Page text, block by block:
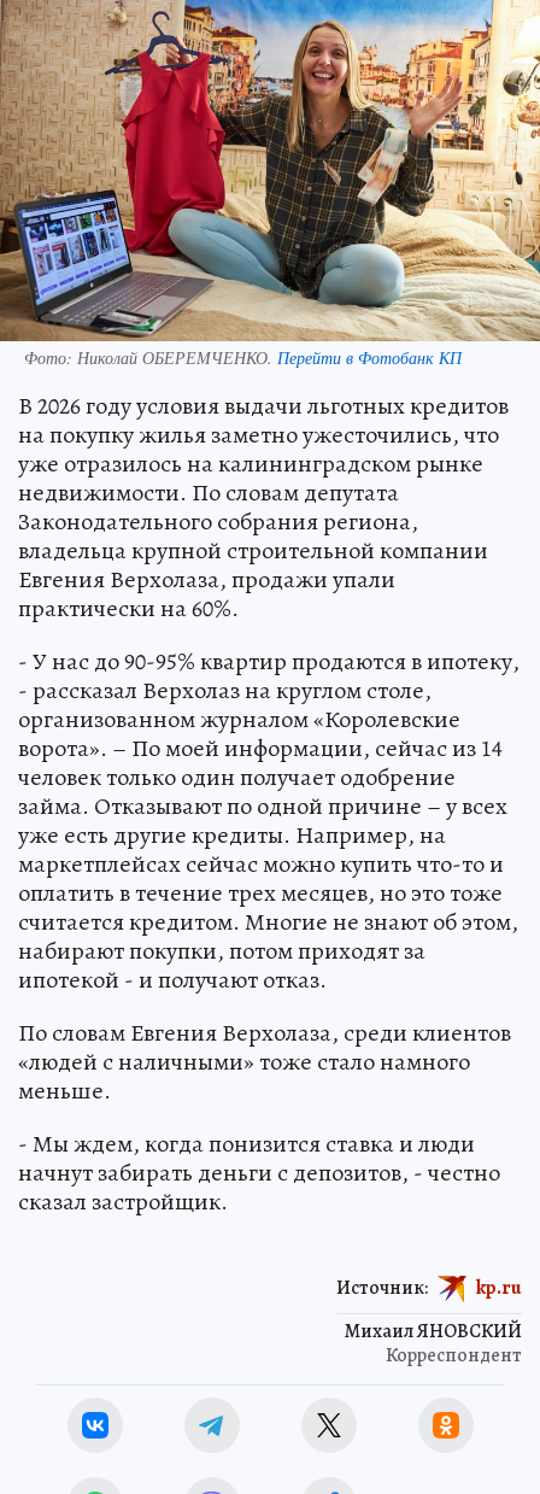
Фото: Николай ОБЕРЕМЧЕНКО. Перейти в Фотобанк КП
В 2026 году условия выдачи льготных кредитов
на покупку жилья заметно ужесточились, что
уже отразилось на калининградском рынке
недвижимости. По словам депутата
Законодательного собрания региона,
владельца крупной строительной компании
Евгения Верхолаза, продажи упали
практически на 60%.
- У нас до 90-95% квартир продаются в ипотеку,
- рассказал Верхолаз на круглом столе,
организованном журналом «Королевские
ворота». – По моей информации, сейчас из 14
человек только один получает одобрение
займа. Отказывают по одной причине – у всех
уже есть другие кредиты. Например, на
маркетплейсах сейчас можно купить что-то и
оплатить в течение трех месяцев, но это тоже
считается кредитом. Многие не знают об этом,
набирают покупки, потом приходят за
ипотекой - и получают отказ.
По словам Евгения Верхолаза, среди клиентов
«людей с наличными» тоже стало намного
меньше.
- Мы ждем, когда понизится ставка и люди
начнут забирать деньги с депозитов, - честно
сказал застройщик.
Михаил ЯНОВСКИЙ
Корреспондент
Источник: kp.ru